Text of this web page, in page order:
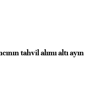
tahvil alımı altı ayın